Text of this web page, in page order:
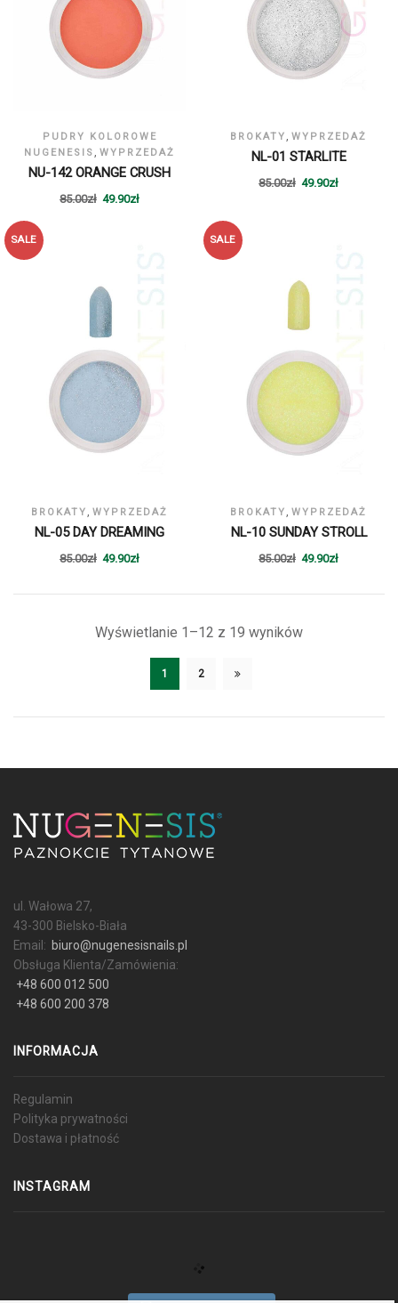
PUDRY KOLOROWE
NUGENESIS
WYPRZEDAŻ
NU-142 ORANGE CRUSH
85.00zł 49.90zł
BROKATY WYPRZEDAŻ
NL-01 STARLITE
85.00zł 49.90zł
SALE
BROKATY WYPRZEDAŻ
NL-05 DAY DREAMING
85.00zł 49.90zł
SALE
BROKATY WYPRZEDAŻ
NL-10 SUNDAY STROLL
85.00zł 49.90zł
Wyświetlanie 1–12 z 19 wyników
1 2
ul. Wałowa 27,
43-300 Bielsko-Biała
Email: biuro@nugenesisnails.pl
Obsługa Klienta/Zamówienia:
+48 600 012 500
+48 600 200 378
INFORMACJA
Regulamin
Polityka prywatności
Dostawa i płatność
INSTAGRAM